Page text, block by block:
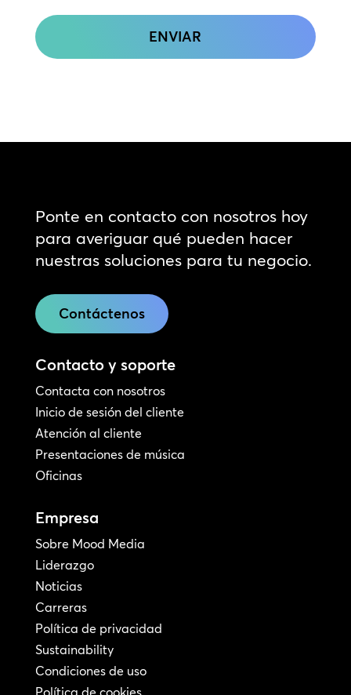
Ponte en contacto con nosotros hoy
para averiguar qué pueden hacer
nuestras soluciones para tu negocio.
Contáctenos
Contacto y soporte
Contacta con nosotros
Inicio de sesión del cliente
Atención al cliente
Presentaciones de música
Oficinas
Empresa
Sobre Mood Media
Liderazgo
Noticias
Carreras
Política de privacidad
Sustainability
Condiciones de uso